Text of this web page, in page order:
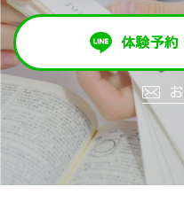
体験予約